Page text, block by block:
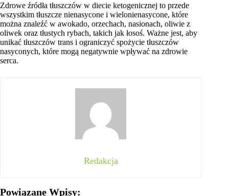
Zdrowe źródła tłuszczów w diecie ketogenicznej to przede
wszystkim tłuszcze nienasycone i wielonienasycone, które
można znaleźć w awokado, orzechach, nasionach, oliwie z
oliwek oraz tłustych rybach, takich jak łosoś. Ważne jest, aby
unikać tłuszczów trans i ograniczyć spożycie tłuszczów
nasyconych, które mogą negatywnie wpływać na zdrowie
serca.
Redakcja
Powiązane Wpisy: